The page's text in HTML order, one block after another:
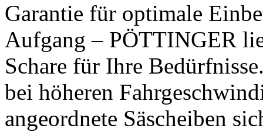
Garantie für optimale
Aufgang – PÖTTINGER
Schare für Ihre
bei höheren
angeordnete Säscheiben